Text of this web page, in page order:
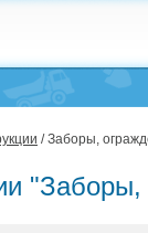
/ Заборы,